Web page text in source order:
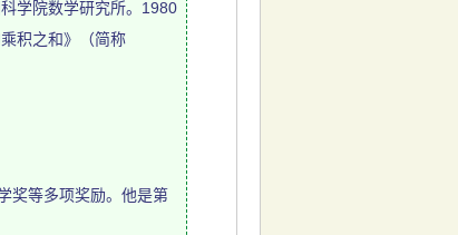
学院数学研究所。1980
积之和》（简称
奖等多项奖励。他是第